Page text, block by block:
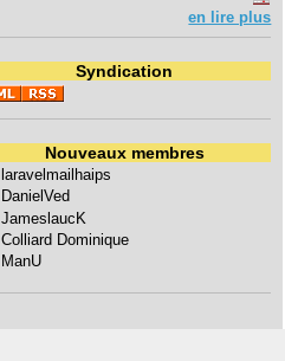
en lire plus
Syndication
Nouveaux membres
laravelmailhaips
DanielVed
JameslaucK
Colliard Dominique
ManU